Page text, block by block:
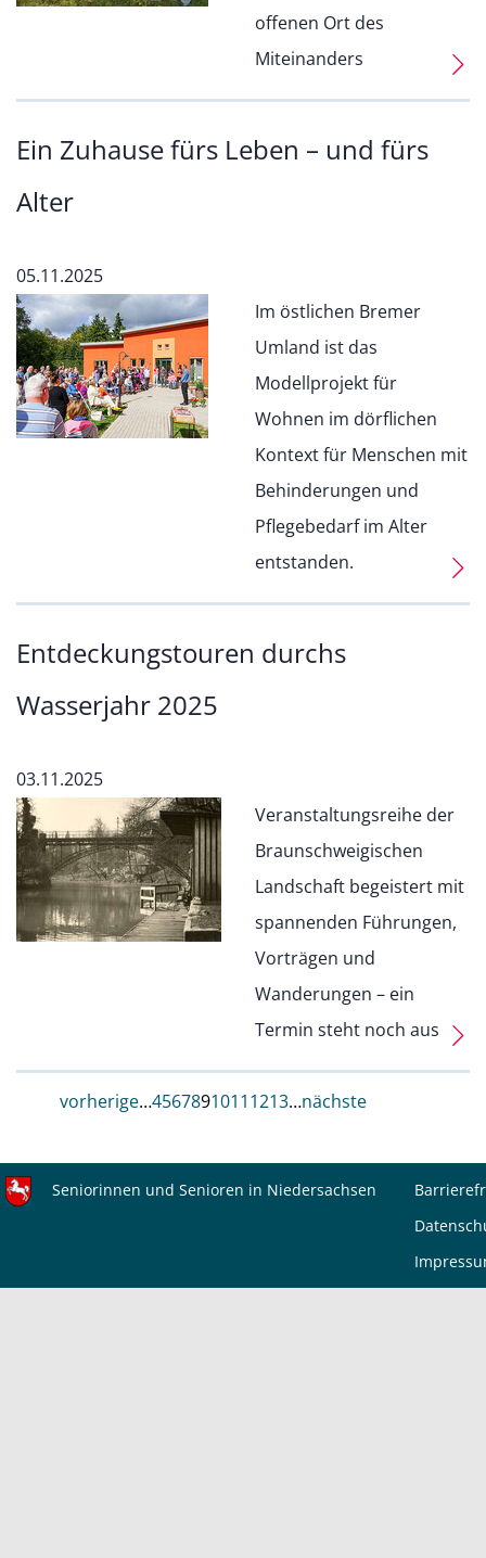
offenen Ort des
Miteinanders
Ein Zuhause fürs Leben – und fürs
Alter
05.11.2025
Im östlichen Bremer
Umland ist das
Modellprojekt für
Wohnen im dörflichen
Kontext für Menschen mit
Behinderungen und
Pflegebedarf im Alter
entstanden.
Entdeckungstouren durchs
Wasserjahr 2025
03.11.2025
Veranstaltungsreihe der
Braunschweigischen
Landschaft begeistert mit
spannenden Führungen,
Vorträgen und
Wanderungen – ein
Termin steht noch aus
vorherige…45678910111213…nächste
Seniorinnen und Senioren in Niedersachsen